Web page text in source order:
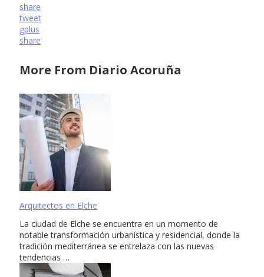
share
tweet
gplus
share
More From Diario Acoruña
Arquitectos en Elche
La ciudad de Elche se encuentra en un momento de
notable transformación urbanística y residencial, donde la
tradición mediterránea se entrelaza con las nuevas
tendencias …